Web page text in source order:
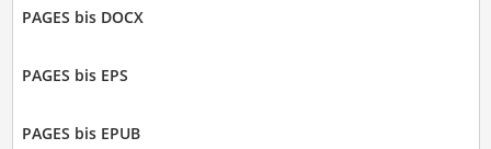
PAGES bis DOCX
PAGES bis EPS
PAGES bis EPUB